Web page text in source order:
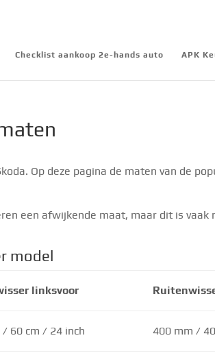
Checklist aankoop 2e-hands auto APK
Op deze pagina de maten van de
een afwijkende maat, maar dit is vaak
model
linksvoor
/ 60 cm / 24 inch 400 mm /